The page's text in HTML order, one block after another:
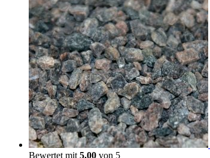
Bewertet mit 5.00 von 5